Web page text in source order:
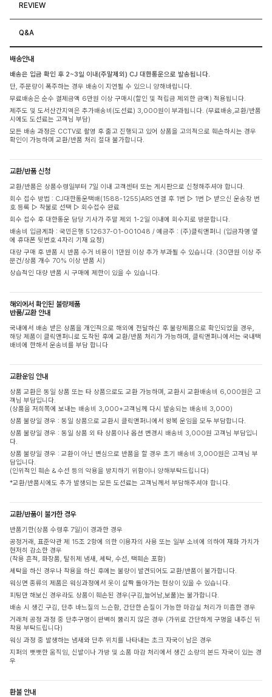
REVIEW
Q&A
배송안내
배송은 입금 확인 후 2~3일 이내(주말제외) CJ 대한통운으로 발송됩니다.
단, 주문량이 폭주하는 경우 배송이 지연될 수 있으니 양해바랍니다.
무료배송은 순수 결제금액 6만원 이상 구매시(할인 및 적립금 제외한 금액) 적용됩니다.
제주도 및 도서산간지역은 추가배송비(도선료) 3,000원이 부과됩니다. (무료배송,교환/반품
시에도 도선료는 고객님 부담)
모든 배송 과정은 CCTV로 촬영 후 출고 진행되고 있어 상품을 고의적으로 훼손하시는 경우
확인이 가능하며 교환/반품 처리 절대 불가합니다.
교환/반품 신청
교환/반품은 상품수령일부터 7일 이내 고객센터 또는 게시판으로 신청해주셔야 합니다.
회수 접수 방법 : CJ대한통운택배(1588-1255)ARS 연결 후 1번 ▷ 1번 ▷ 받으신 운송장 번
호 등록 ▷ 착불로 선택 ▷ 회수접수 완료
회수 접수 후 대한통운 담당 기사가 주말 제외 1-2일 이내에 회수지로 방문합니다.
배송비 입금계좌 : 국민은행 512637-01-001048 / 예금주 : (주)클릭앤퍼니 (입금자명 옆
에 휴대폰 뒷번호 4자리 기재 요청)
대량 구매 후 반품 시 반품 수거 비용이 1만원 이상 추가 부과될 수 있습니다. (30만원 이상 주
문건/상품 개수 70% 이상 반품 시)
상습적인 대량 반품 시 구매에 제한이 있을 수 있습니다.
해외에서 확인된 불량제품
반품/교환 안내
국내에서 배송 받은 상품을 개인적으로 해외에 전달하신 후 불량제품으로 확인되었을 경우,
해당 제품이 클릭앤퍼니로 도착된 후에 교환/반품 처리가 가능하며, 클릭앤퍼니에서는 국내택
배비에 한해서 운송비를 부담 합니다
교환운임 안내
상품 교환은 동일 상품 또는 타 상품으로도 교환 가능하며, 교환시 교환배송비 6,000원은 고
객님 부담입니다.
(상품을 저희쪽에 보내는 배송비 3,000+고객님께 다시 발송되는 배송비 3,000)
상품 불량일 경우 : 동일 상품으로 교환시 클릭앤퍼니에서 왕복 운임을 모두 부담합니다.
상품 불량일 경우 : 동일 상품 외 타 상품이나 옵션 변경시 배송비 3,000원 고객님 부담입니
다.
상품 불량일 경우 : 교환이 아닌 변심으로 반품을 할 경우 초기 배송비 3,000원은 고객님 부
담입니다.
(인위적인 훼손 & 수선 등의 악용을 방지하기 위함이니 양해부탁드립니다)
*교환/반품시에도 추가 발생되는 모든 도선료는 고객님께서 부담해주셔야 합니다.
교환/반품이 불가한 경우
반품기한(상품 수령후 7일)이 경과한 경우
공정거래, 표준약관 제 15조 2항에 의한 이용자의 사용 또는 일부 소비에 의하여 재화 가치가
현저히 감소한 경우
(착용 흔적, 화장품, 탈취제 냄새, 세탁, 수선, 택훼손 포함)
세탁을 하신 경우나 착용을 하신 후에는 불량이 발견되어도 교환/반품이 불가합니다.
워싱면 종류의 제품은 워싱과정에서 옷이 살짝 돌아가는 현상이 있을 수 있습니다.
피팅만 해보신 경우라도 상품이 훼손된 경우(구김,늘어남,보풀)는 불가합니다.
배송 시 생긴 구김, 단추 바느질의 느슨함, 간단한 손질이 가능한 마감실 처리가 미흡한 경우
거래처 공정 과정 중 단추구멍이 완벽히 뚫리지 않은 경우 (가위로 간단하게 구멍을 내주신 뒤
착용 부탁드립니다)
워싱 과정 중 발생하는 냄새와 단추 위치를 나타내는 초크 자국이 남은 경우
지퍼의 뻣뻣한 움직임, 신발이나 가방 및 소품 마감 처리에서 생긴 소량의 본드 자국이 있는 경
우
환불 안내